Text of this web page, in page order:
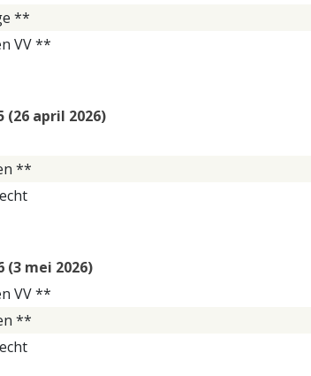
**
VV **
(26 april 2026)
**
(3 mei 2026)
VV **
**